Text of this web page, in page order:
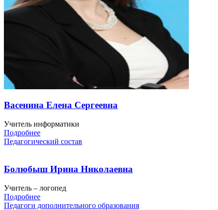
Васенина Елена Сергеевна
Учитель информатики
Подробнее
Педагогический состав
Болюбыш Ирина Николаевна
Учи­тель – ло­гопед
Подробнее
Педагоги дополнительного образования